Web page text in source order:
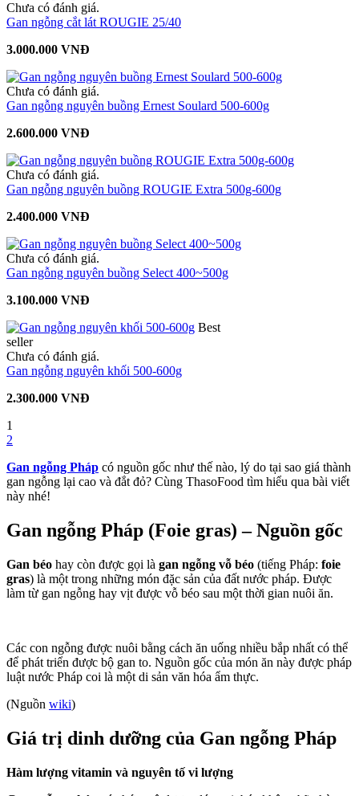
Chưa có đánh giá.
Gan ngỗng cắt lát ROUGIE 25/40
3.000.000 VNĐ
Chưa có đánh giá.
Gan ngỗng nguyên buồng Ernest Soulard 500-600g
2.600.000 VNĐ
Chưa có đánh giá.
Gan ngỗng nguyên buồng ROUGIE Extra 500g-600g
2.400.000 VNĐ
Chưa có đánh giá.
Gan ngỗng nguyên buồng Select 400~500g
3.100.000 VNĐ
Best
seller
Chưa có đánh giá.
Gan ngỗng nguyên khối 500-600g
2.300.000 VNĐ
1
2
Gan ngỗng Pháp có nguồn gốc như thế nào, lý do tại sao giá thành
gan ngỗng lại cao và đắt đỏ? Cùng ThasoFood tìm hiểu qua bài viết
này nhé!
Gan ngỗng Pháp (Foie gras) – Nguồn gốc
Gan béo hay còn được gọi là gan ngỗng vỗ béo (tiếng Pháp: foie
gras) là một trong những món đặc sản của đất nước pháp. Được
làm từ gan ngỗng hay vịt được vỗ béo sau một thời gian nuôi ăn.
Các con ngỗng được nuôi bằng cách ăn uống nhiều bắp nhất có thể
để phát triển được bộ gan to. Nguồn gốc của món ăn này được pháp
luật nước Pháp coi là một di sản văn hóa ẩm thực.
(Nguồn wiki)
Giá trị dinh dưỡng của Gan ngỗng Pháp
Hàm lượng vitamin và nguyên tố vi lượng